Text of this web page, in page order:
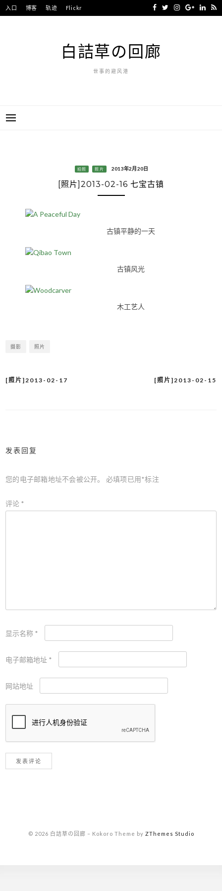
Skip
to
入口 博客 轨迹 Flickr
白詰草の回廊
世事的避风港
拍照 照片 2013年2月20日
[照片]2013-02-16 七宝古镇
古镇平静的一天
古镇风光
木工艺人
摄影 照片
文
[照片]2013-02-15
[照片]2013-02-17
发表回复
您的电子邮箱地址不会被公开。 必填项已用*标注
评论 *
显示名称 *
电子邮箱地址 *
网站地址
© 2026 白詰草の回廊 – Kokoro Theme by ZThemes Studio